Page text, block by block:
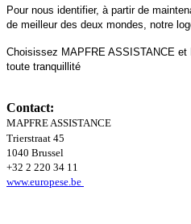
Pour nous identifier, à partir de
de meilleur des deux mondes, notre
Choisissez MAPFRE ASSISTANCE et
toute tranquillité
Contact:
MAPFRE ASSISTANCE
Trierstraat 45
1040 Brussel
+32 2 220 34 11
www.europese.be